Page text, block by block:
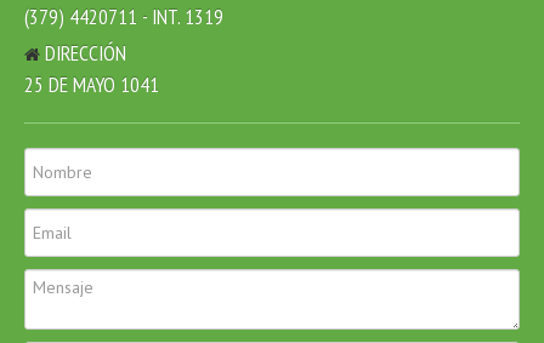
(379) 4420711 - INT. 1319
DIRECCIÓN
25 DE MAYO 1041